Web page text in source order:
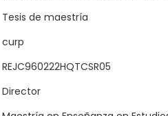
Tesis de maestría
curp
REJC960222HQTCSR05
Director